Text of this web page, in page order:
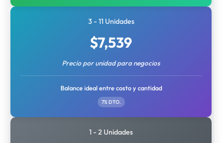
3 - 11 Unidades
$7,539
Precio por unidad para negocios
Balance ideal entre costo y cantidad
7% DTO.
1 - 2 Unidades